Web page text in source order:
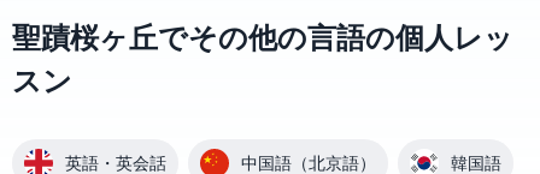
聖蹟桜ヶ丘でその他の言語の個人レッ
スン
英語・英会話 中国語（北京語） 韓国語